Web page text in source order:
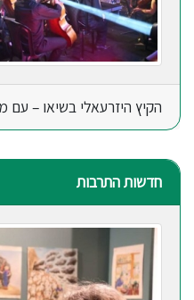
הקיץ היזרעאלי בשיאו – עם
חדשות התרבות